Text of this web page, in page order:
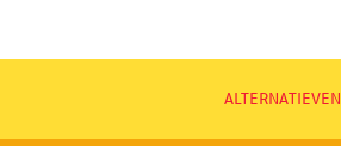
ALTERNATIEVEN